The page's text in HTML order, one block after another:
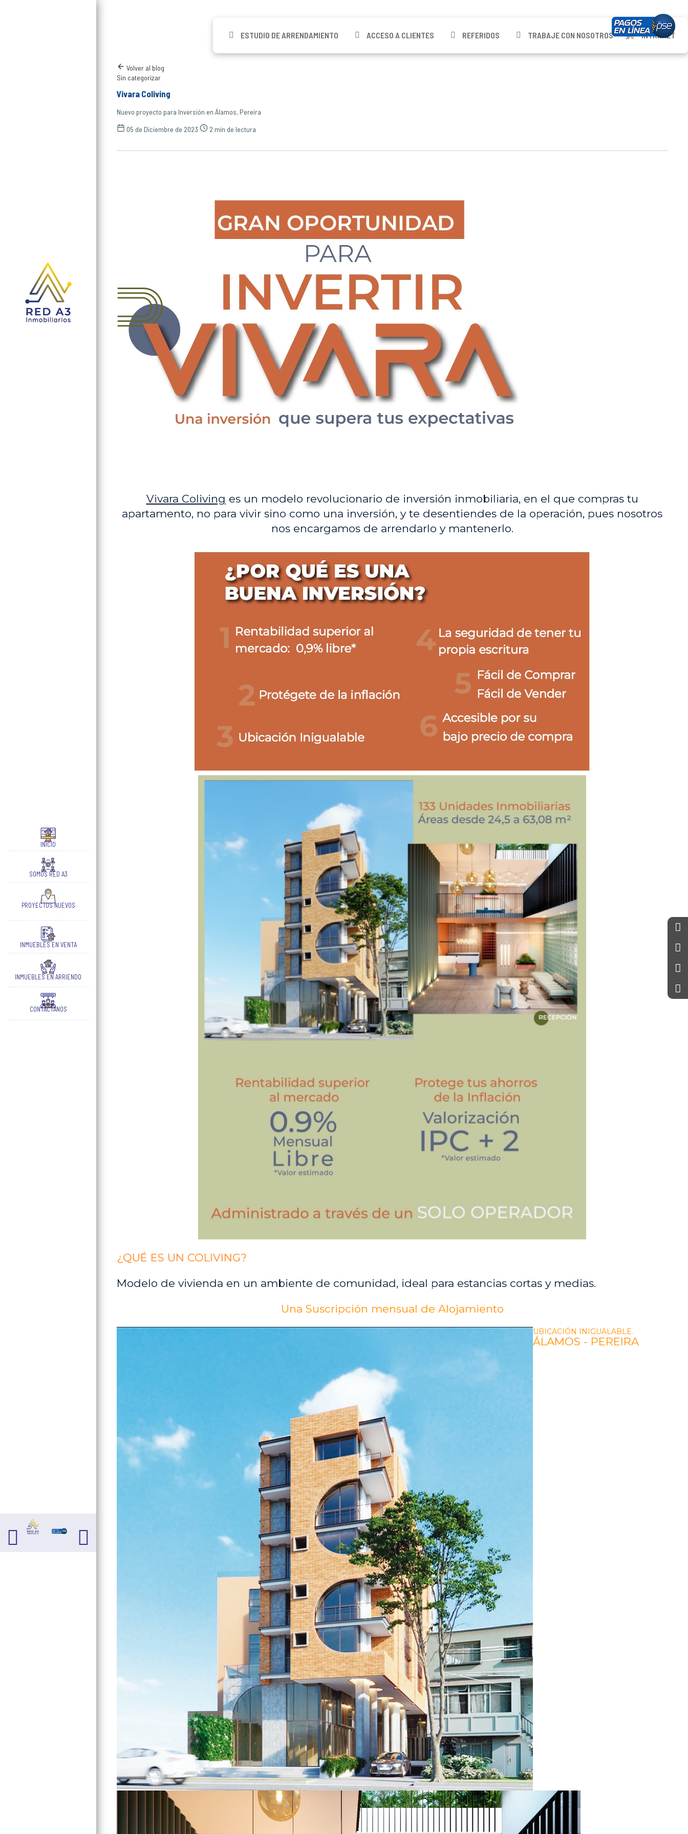
INICIO
SOMOS RED A3
PROYECTOS NUEVOS
INMUEBLES EN VENTA
INMUEBLES EN ARRIENDO
CONTÁCTANOS
ESTUDIO DE ARRENDAMIENTO ACCESO A CLIENTES REFERIDOS TRABAJE CON NOSOTROS INTRANET
Volver al blog
Sin categorizar
Vivara Coliving
Nuevo proyecto para Inversión en Álamos, Pereira
05 de Diciembre de 2023
2 min de lectura
Vivara Coliving es un modelo revolucionario de inversión inmobiliaria, en el que compras tu
apartamento, no para vivir sino como una inversión, y te desentiendes de la operación, pues nosotros
nos encargamos de arrendarlo y mantenerlo.
¿QUÉ ES UN COLIVING?
Modelo de vivienda en un ambiente de comunidad, ideal para estancias cortas y medias.
Una Suscripción mensual de Alojamiento
UBICACIÓN INIGUALABLE.
ÁLAMOS - PEREIRA